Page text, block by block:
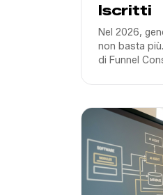
Iscritti
Nel 2026,
non basta
di Funnel
risposta a